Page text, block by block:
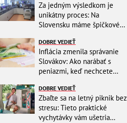
Za jedným výsledkom je
unikátny proces: Na
Slovensku máme špičkové
DOBRE VEDIEŤ
Inflácia zmenila správanie
Slovákov: Ako narábať s
peniazmi, keď nechcete
DOBRE VEDIEŤ
Zbaľte sa na letný piknik bez
stresu: Tieto praktické
vychytávky vám ušetria